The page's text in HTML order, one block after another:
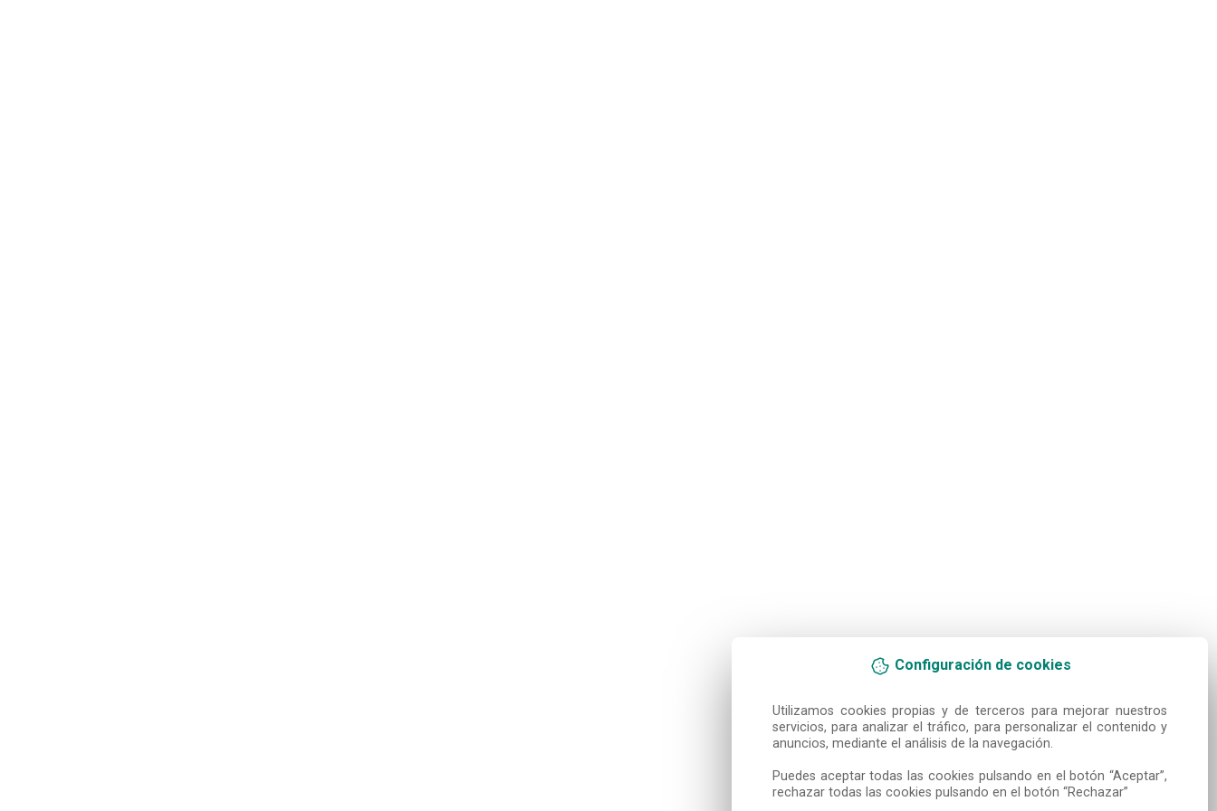
Configuración de cookies
Utilizamos cookies propias y de terceros para mejorar nuestros
servicios, para analizar el tráfico, para personalizar el contenido y
anuncios, mediante el análisis de la navegación.
Puedes aceptar todas las cookies pulsando en el botón “Aceptar”,
rechazar todas las cookies pulsando en el botón “Rechazar”